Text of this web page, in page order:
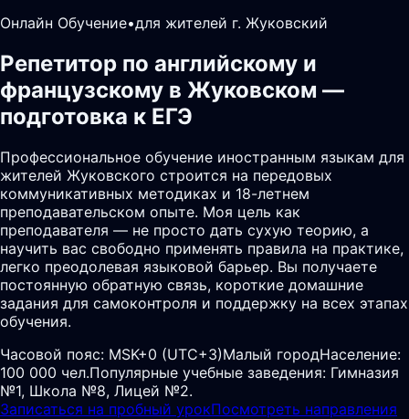
Онлайн Обучение•для жителей г. Жуковский
Репетитор по английскому и
французскому в Жуковском —
подготовка к ЕГЭ
Профессиональное обучение иностранным языкам для
жителей Жуковского строится на передовых
коммуникативных методиках и 18-летнем
преподавательском опыте. Моя цель как
преподавателя — не просто дать сухую теорию, а
научить вас свободно применять правила на практике,
легко преодолевая языковой барьер. Вы получаете
постоянную обратную связь, короткие домашние
задания для самоконтроля и поддержку на всех этапах
обучения.
Часовой пояс: MSK+0 (UTC+3)Малый городНаселение:
100 000 чел.Популярные учебные заведения: Гимназия
№1, Школа №8, Лицей №2.
Записаться на пробный урокПосмотреть направления